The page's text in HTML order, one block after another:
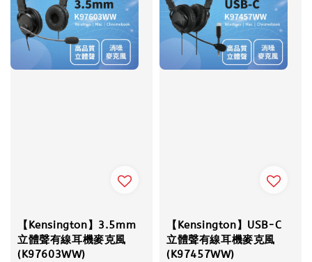
【Kensington】3.5mm
立體聲有線耳機麥克風
(K97603WW)
【Kensington】USB-C
立體聲有線耳機麥克風
(K97457WW)